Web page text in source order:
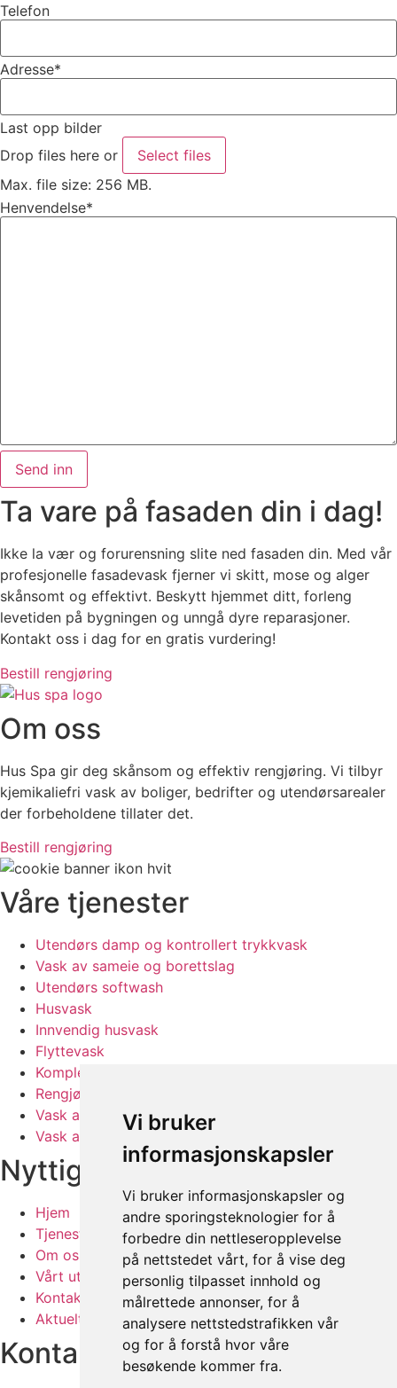
Vi bruker
informasjonskapsler
Vi bruker informasjonskapsler og
andre sporingsteknologier for å
forbedre din nettleseropplevelse
på nettstedet vårt, for å vise deg
personlig tilpasset innhold og
målrettede annonser, for å
analysere nettstedstrafikken vår
og for å forstå hvor våre
besøkende kommer fra.
Telefon
Adresse*
Last opp bilder
Drop files here or
Select files
Max. file size: 256 MB.
Henvendelse*
Ta vare på fasaden din i dag!
Ikke la vær og forurensning slite ned fasaden din. Med vår
profesjonelle fasadevask fjerner vi skitt, mose og alger
skånsomt og effektivt. Beskytt hjemmet ditt, forleng
levetiden på bygningen og unngå dyre reparasjoner.
Kontakt oss i dag for en gratis vurdering!
Bestill rengjøring
Om oss
Hus Spa gir deg skånsom og effektiv rengjøring. Vi tilbyr
kjemikaliefri vask av boliger, bedrifter og utendørsarealer
der forbeholdene tillater det.
Bestill rengjøring
Våre tjenester
Utendørs damp og kontrollert trykkvask
Vask av sameie og borettslag
Utendørs softwash
Husvask
Innvendig husvask
Flyttevask
Komplett husvask
Rengjøring av bedrift
Vask av offentlig rom
Vask av maskiner og båter
Nyttige linker
Hjem
Tjenester
Om oss
Vårt utstyr
Kontakt
Aktuelt
Kontakt oss